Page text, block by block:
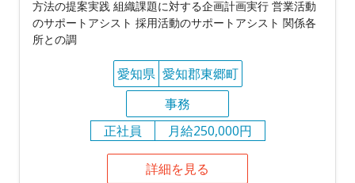
方法の提案実践 組織課題に対する企画計画実行 営業活動
のサポートアシスト 採用活動のサポートアシスト 関係各
所との調
愛知県 愛知郡東郷町
事務
正社員
月給250,000円
詳細を見る